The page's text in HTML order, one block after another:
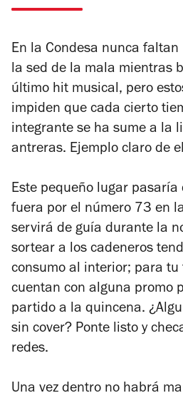
En la Condesa nunca
la sed de la mala mientras
último hit musical, pero
impiden que cada cierto
integrante se ha sume a la
antreras. Ejemplo claro de
Este pequeño lugar
fuera por el número 73 en
servirá de guía durante la
sortear a los cadeneros
consumo al interior; para
cuentan con alguna promo
partido a la quincena.
sin cover? Ponte listo y
redes.
Una vez dentro no habrá